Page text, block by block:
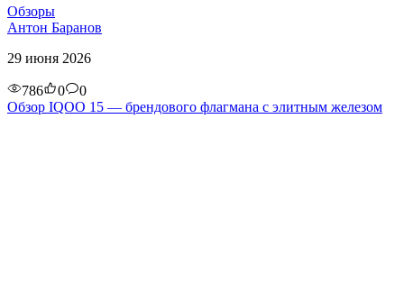
Обзоры
Антон Баранов
29 июня 2026
786 0
0
Обзор IQOO 15 — брендового флагмана с элитным железом